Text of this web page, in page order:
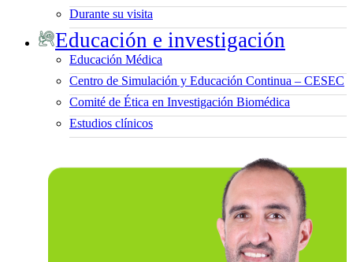
Durante su visita
Educación e investigación
Educación Médica
Centro de Simulación y Educación Continua – CESEC
Comité de Ética en Investigación Biomédica
Estudios clínicos